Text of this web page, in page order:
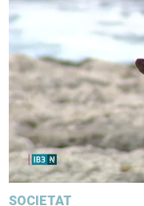
SOCIETAT